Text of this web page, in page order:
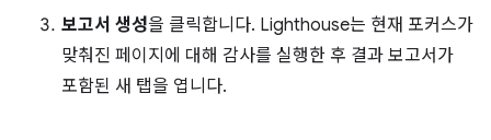
보고서 생성을 클릭합니다. Lighthouse는 현재 포커스가
맞춰진 페이지에 대해 감사를 실행한 후 결과 보고서가
포함된 새 탭을 엽니다.